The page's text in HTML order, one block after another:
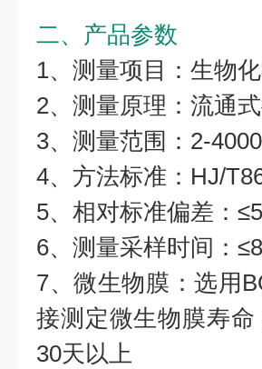
二、产品参数
1、测量项目：生物
2、测量原理：流通
3、测量范围：2-
4、方法标准：HJ/
5、相对标准偏差：
6、测量采样时间：
7、微生物膜：选用
接测定微生物膜寿
30天以上